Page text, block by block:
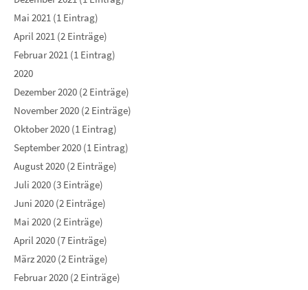
Mai 2021 (1 Eintrag)
April 2021 (2 Einträge)
Februar 2021 (1 Eintrag)
2020
Dezember 2020 (2 Einträge)
November 2020 (2 Einträge)
Oktober 2020 (1 Eintrag)
September 2020 (1 Eintrag)
August 2020 (2 Einträge)
Juli 2020 (3 Einträge)
Juni 2020 (2 Einträge)
Mai 2020 (2 Einträge)
April 2020 (7 Einträge)
März 2020 (2 Einträge)
Februar 2020 (2 Einträge)